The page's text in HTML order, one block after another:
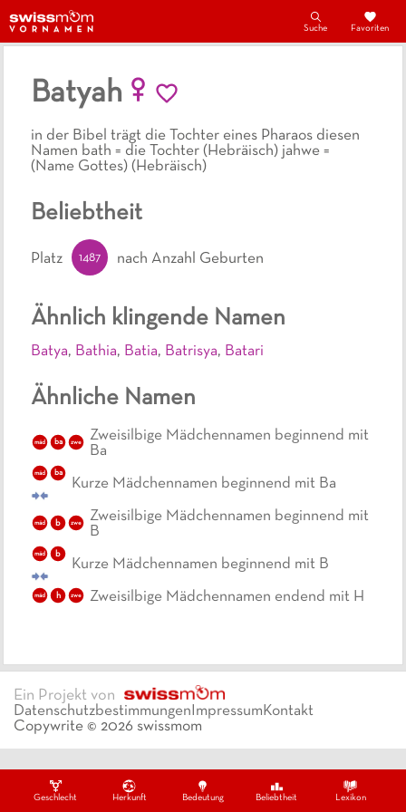
Geschlecht Herkunft Bedeutung Beliebtheit Lexikon
Suche Favoriten
Batyah
in der Bibel trägt die Tochter eines Pharaos diesen
Namen bath = die Tochter (Hebräisch) jahwe =
(Name Gottes) (Hebräisch)
Ähnlich klingende Namen
Batya, Bathia, Batia, Batrisya, Batari
Ähnliche Namen
mäd ba zwe
Zweisilbige Mädchennamen beginnend mit
Ba
mäd ba
Kurze Mädchennamen beginnend mit Ba
mäd b zwe
Zweisilbige Mädchennamen beginnend mit
B
mäd b
Kurze Mädchennamen beginnend mit B
mäd h zwe Zweisilbige Mädchennamen endend mit H
Beliebtheit
Platz 1487 nach Anzahl Geburten
Ein Projekt von
DatenschutzbestimmungenImpressumKontakt
Copywrite © 2026 swissmom